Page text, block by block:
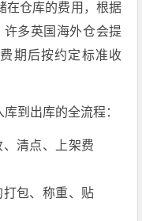
在仓库的费用，根据
多英国海外仓会提
期后按约定标准收
到出库的全流程：
清点、上架费
打包、称重、贴